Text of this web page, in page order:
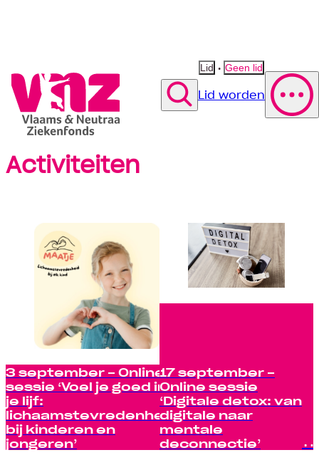
Lid • Geen lid
Lid worden
Polis wijzigen Suggestie
Activiteiten
3 september - Online
sessie ‘Voel je goed in
je lijf:
lichaamstevredenheid
bij kinderen en
jongeren’
17 september -
Online sessie
‘Digitale detox: van
digitale naar
mentale
deconnectie’